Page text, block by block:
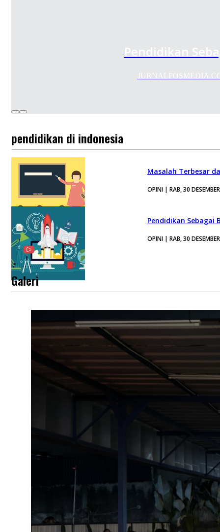
Pendidikan
pendidikan di indonesia
Masalah Terbesar
OPINI | RAB, 30
Pendidikan Sebagai
OPINI | RAB, 30
Galeri